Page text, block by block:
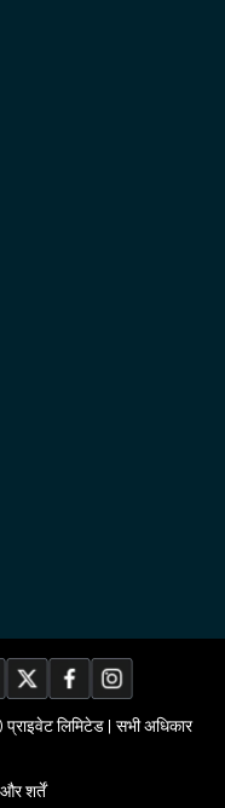
लिमिटेड | सभी अधिकार
शर्तें